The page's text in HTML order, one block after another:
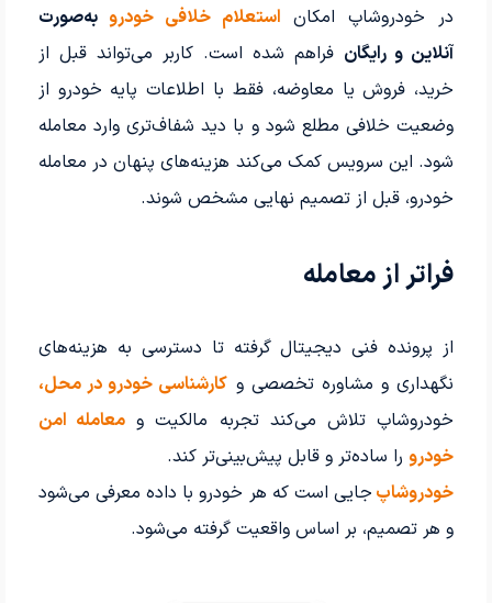
در خودروشاپ امکان استعلام خلافی خودروبه‌صورت
آنلاین و رایگان فراهم شده است. کاربر می‌تواند قبل از
خرید، فروش یا معاوضه، فقط با اطلاعات پایه خودرو از
وضعیت خلافی مطلع شود و با دید شفاف‌تری وارد معامله
شود. این سرویس کمک می‌کند هزینه‌های پنهان در معامله
خودرو، قبل از تصمیم نهایی مشخص شوند.
فراتر از معامله
از پرونده فنی دیجیتال گرفته تا دسترسی به هزینه‌های
نگهداری و مشاوره تخصصی و کارشناسی خودرو در محل،
خودروشاپ تلاش می‌کند تجربه مالکیت و معامله امن
خودرورا ساده‌تر و قابل پیش‌بینی‌تر کند.
خودروشاپ جایی است که هر خودرو با داده معرفی می‌شود
و هر تصمیم، بر اساس واقعیت گرفته می‌شود.